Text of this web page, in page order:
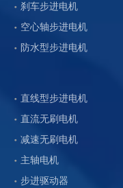
刹车步进电机
空心轴步进电机
防水型步进电机
直线型步进电机
直流无刷电机
减速无刷电机
主轴电机
步进驱动器